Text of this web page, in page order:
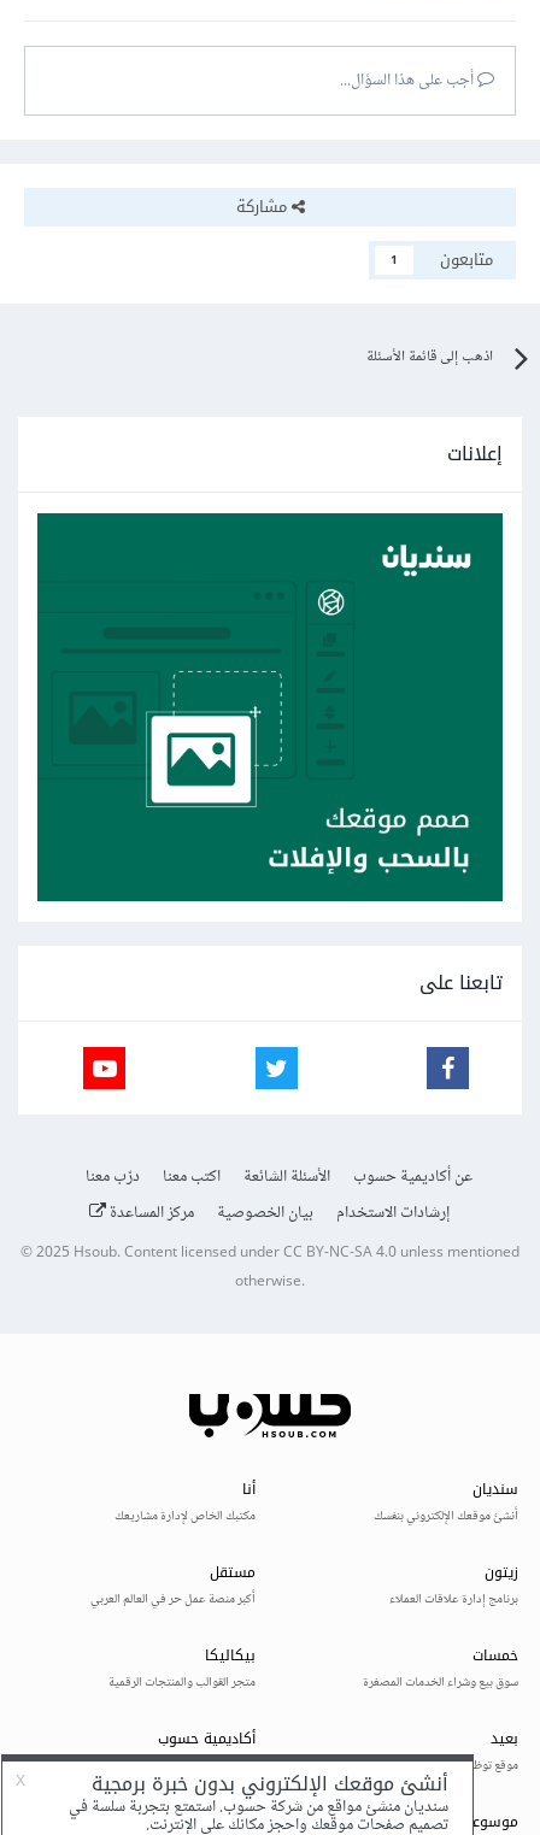
أجب على هذا السؤال...
مشاركة
متابعون
1
اذهب إلى قائمة الأسئلة
إعلانات
تابعنا على
عن أكاديمية حسوب الأسئلة الشائعة اكتب معنا
درّب معنا
إرشادات الاستخدام
بيان الخصوصية مركز المساعدة
© 2025Hsoub.Content licensed underCC BY-NC-SA 4.0unless mentioned
otherwise.